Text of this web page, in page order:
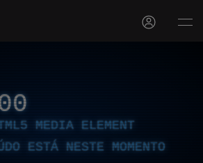
MEDIA ELEMENT
ESTÁ NESTE MOMENTO